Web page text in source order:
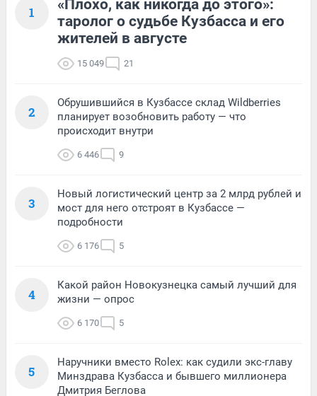
1
«Плохо, как никогда до этого»:
таролог о судьбе Кузбасса и его
жителей в августе
15 049 21
2
Обрушившийся в Кузбассе склад Wildberries
планирует возобновить работу — что
происходит внутри
6 446 9
3
Новый логистический центр за 2 млрд рублей и
мост для него отстроят в Кузбассе —
подробности
6 176 5
4
Какой район Новокузнецка самый лучший для
жизни — опрос
6 170 5
5
Наручники вместо Rolex: как судили экс-главу
Минздрава Кузбасса и бывшего миллионера
Дмитрия Беглова